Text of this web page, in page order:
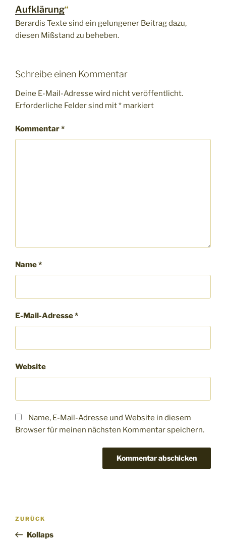
Aufklärung“
Berardis Texte sind ein gelungener Beitrag dazu,
diesen Mißstand zu beheben.
Schreibe einen Kommentar
Deine E-Mail-Adresse wird nicht veröffentlicht.
Erforderliche Felder sind mit* markiert
Kommentar*
Name*
E-Mail-Adresse*
Website
Name, E-Mail-Adresse und Website in diesem
Browser für meinen nächsten Kommentar speichern.
Beitragsnavigation
Vorheriger
Beitrag
ZURÜCK
Kollaps